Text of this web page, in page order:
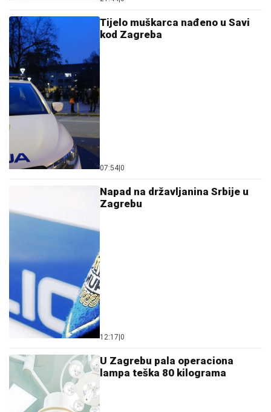
Tijelo muškarca nađeno u Savi
kod Zagreba
07:54 0
Napad na državljanina Srbije u
Zagrebu
12:17 0
U Zagrebu pala operaciona
lampa teška 80 kilograma